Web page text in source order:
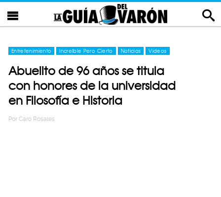
Entretenimiento Increíble Pero Cierto Noticias Videos
Abuelito de 96 años se titula
con honores de la universidad
en Filosofía e Historia
Por Caro Rosales